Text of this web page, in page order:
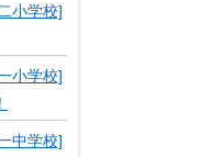
小学校]
小学校]
中学校]